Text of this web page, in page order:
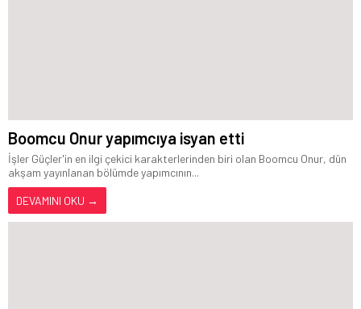
Boomcu Onur yapımcıya isyan etti
İşler Güçler'in en ilgi çekici karakterlerinden biri olan Boomcu Onur, dün
akşam yayınlanan bölümde yapımcının...
DEVAMINI OKU →